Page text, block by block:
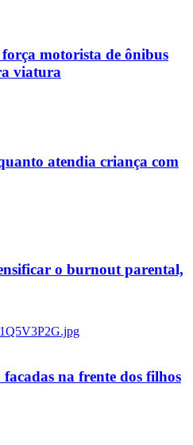
motorista de ônibus
viatura
atendia criança com
o burnout parental,
na frente dos filhos